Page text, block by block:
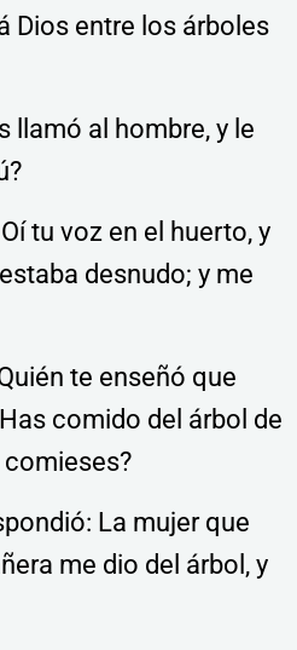
Dios entre los árboles
llamó al hombre, y le
tu voz en el huerto, y
desnudo; y me
te enseñó que
comido del árbol de
La mujer que
me dio del árbol, y